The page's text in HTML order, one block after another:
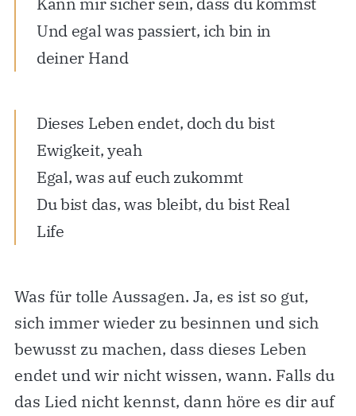
Und egal was passiert, ich bin in
deiner Hand
Dieses Leben endet, doch du bist
Ewigkeit, yeah
Egal, was auf euch zukommt
Du bist das, was bleibt, du bist Real
Life
Was für tolle Aussagen. Ja, es ist so gut,
sich immer wieder zu besinnen und sich
bewusst zu machen, dass dieses Leben
endet und wir nicht wissen, wann. Falls du
das Lied nicht kennst, dann höre es dir auf